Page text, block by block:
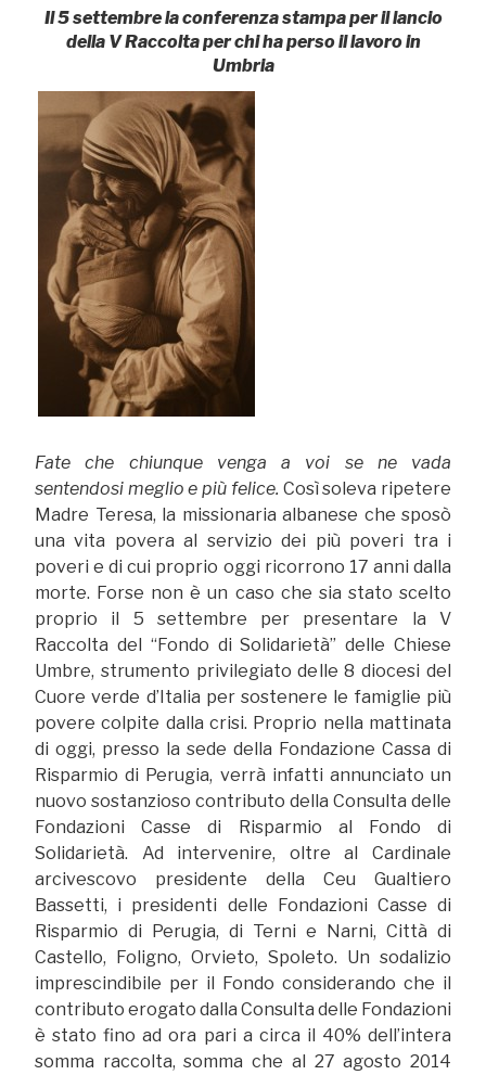
Il 5 settembre la conferenza stampa per il lancio
della V Raccolta per chi ha perso il lavoro in
Umbria
Fate che chiunque venga a voi se ne vada
sentendosi meglio e più felice. Così soleva ripetere
Madre Teresa, la missionaria albanese che sposò
una vita povera al servizio dei più poveri tra i
poveri e di cui proprio oggi ricorrono 17 anni dalla
morte. Forse non è un caso che sia stato scelto
proprio il 5 settembre per presentare la V
Raccolta del “Fondo di Solidarietà” delle Chiese
Umbre, strumento privilegiato delle 8 diocesi del
Cuore verde d’Italia per sostenere le famiglie più
povere colpite dalla crisi. Proprio nella mattinata
di oggi, presso la sede della Fondazione Cassa di
Risparmio di Perugia, verrà infatti annunciato un
nuovo sostanzioso contributo della Consulta delle
Fondazioni Casse di Risparmio al Fondo di
Solidarietà. Ad intervenire, oltre al Cardinale
arcivescovo presidente della Ceu Gualtiero
Bassetti, i presidenti delle Fondazioni Casse di
Risparmio di Perugia, di Terni e Narni, Città di
Castello, Foligno, Orvieto, Spoleto. Un sodalizio
imprescindibile per il Fondo considerando che il
contributo erogato dalla Consulta delle Fondazioni
è stato fino ad ora pari a circa il 40% dell’intera
somma raccolta, somma che al 27 agosto 2014